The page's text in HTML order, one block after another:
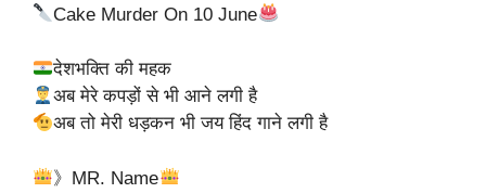
Cake Murder On 10 June
देशभक्ति की महक
अब मेरे कपड़ों से भी आने लगी है
अब तो मेरी धड़कन भी जय हिंद गाने लगी है
》MR. Name